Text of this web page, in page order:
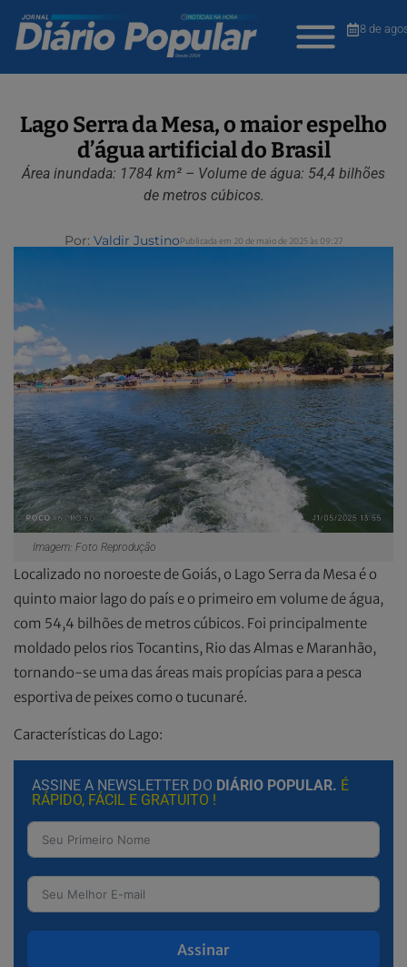
8 de
Lago Serra da Mesa, o maior espelho
d’água artificial do Brasil
Área inundada: 1784 km² – Volume de água: 54,4 bilhões
de metros cúbicos.
Por: Valdir JustinoPublicada em 20 de maio de 2025 às 09:27
Imagem: Foto Reprodução
Localizado no noroeste de Goiás, o Lago Serra da Mesa é o
quinto maior lago do país e o primeiro em volume de água,
com 54,4 bilhões de metros cúbicos. Foi principalmente
moldado pelos rios Tocantins, Rio das Almas e Maranhão,
tornando-se uma das áreas mais propícias para a pesca
esportiva de peixes como o tucunaré.
Características do Lago:
ASSINE A NEWSLETTER DO DIÁRIO POPULAR. É
RÁPIDO, FÁCIL E GRATUITO !
Assinar